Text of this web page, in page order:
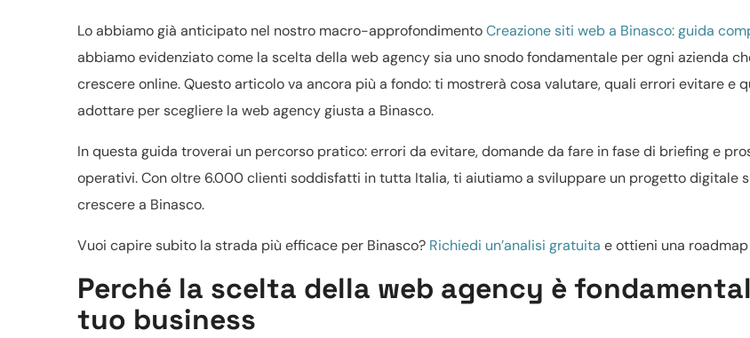
Lo abbiamo già anticipato nel nostro macro-approfondimentoCreazione siti web a Binasco: guida
abbiamo evidenziato come la scelta della web agency sia uno snodo fondamentale per ogni azienda
crescere online. Questo articolo va ancora più a fondo: ti mostrerà cosa valutare, quali errori evitare e
adottare per scegliere la web agency giusta a Binasco.
In questa guida troverai un percorso pratico: errori da evitare, domande da fare in fase di briefing e
operativi. Con oltre 6.000 clienti soddisfatti in tutta Italia, ti aiutiamo a sviluppare un progetto digitale
crescere a Binasco.
Vuoi capire subito la strada più efficace per Binasco? Richiedi un’analisi gratuita e ottieni una
Perché la scelta della web agency è
tuo business